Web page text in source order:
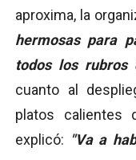
aproxima, la
hermosas para
todos los rubros
cuanto al
platos calientes
explicó: "Va a